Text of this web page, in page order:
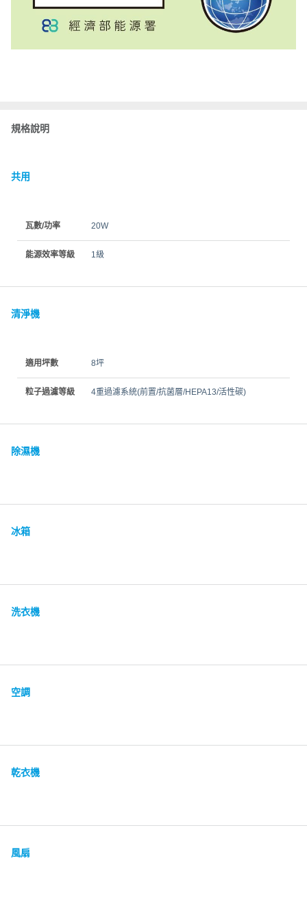
規格說明
共用
瓦數/功率 20W
能源效率等級 1級
清淨機
適用坪數 8坪
粒子過濾等級 4重過濾系統(前置/抗菌層/HEPA13/活性碳)
除濕機
冰箱
洗衣機
空調
乾衣機
風扇